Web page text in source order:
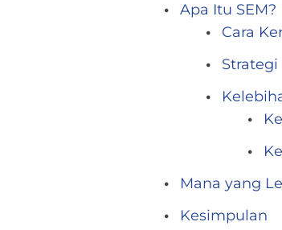
Apa Itu SEM?
Cara
Strategi
Mana yang
Kesimpulan